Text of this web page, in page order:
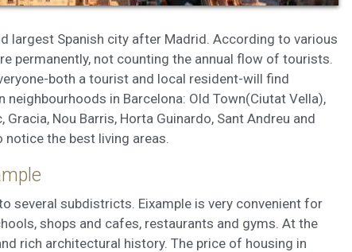
largest Spanish city after Madrid. According to various
permanently, not counting the annual flow of tourists.
both a tourist and local resident-will find
in Barcelona: Old Town(Ciutat Vella),
Nou Barris, Horta Guinardo, Sant Andreu and
notice the best living areas.
several subdistricts. Eixample is very convenient for
shops and cafes, restaurants and gyms. At the
rich architectural history. The price of housing in
werden verwendet, um Informationen über die Präferenzen und
des Benutzers durch die kontinuierliche Beobachtung
zu speichern. Dank ihnen können wir die Surfgewohnheiten
kennen und Werbung in Bezug auf das Surfprofil des Benutzers
Konfiguration speichern Alle akzeptieren